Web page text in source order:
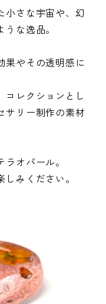
小さな宇宙や、幻
な逸品。
果やその透明感に
コレクションとし
サリー制作の素材
オパール。
みください。